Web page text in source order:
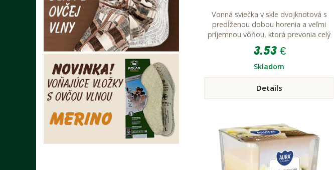
Vonná sviečka v skle dvojknotová s
predĺženou dobou horenia a veľmi
príjemnou vôňou, ktorá prevonia celý
byt či dom.
3.53 €
Skladom
Details